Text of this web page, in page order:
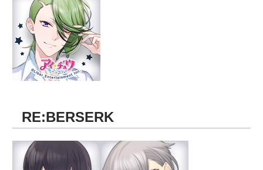
RE:BERSERK